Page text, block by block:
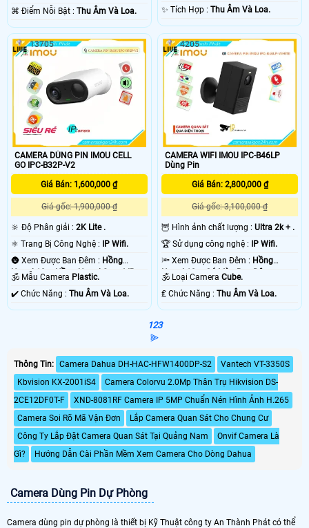
️⌘ Điểm Nỗi Bật : Thu Âm Và Loa.
️✨ Tích Hợp :Thu Âm Và Loa.
CAMERA DÙNG PIN IMOU CELL
GO IPC-B32P-V2
Giá Bán: 1,600,000 ₫
Giá gốc: 1,900,000 ₫
🔆 Độ Phân giải : 2K Lite .
⚛️ Trang Bị Công Nghệ : IP Wifi.
🌚 Xem Được Ban Đêm : Hồng
Ngoại 10m Hồng Ngoại Smart IR.
🕉️ Mẫu Camera Plastic.
️✔️ Chức Năng : Thu Âm Và Loa.
13705
CAMERA WIFI IMOU IPC-B46LP
Dùng Pin
Giá Bán: 2,800,000 ₫
Giá gốc: 3,100,000 ₫
🦉 Hình ảnh chất lượng :Ultra 2k + .
🏆 Sử dụng công nghệ : IP Wifi.
🔦 Xem Được Ban Đêm : Hồng
Ngoại 10m Có Màu Ban Ðêm.
🕉️ Loại CameraCube.
️₤ Chức Năng :Thu Âm Và Loa.
4205
123
⫸
Thông Tin: Camera Dahua DH-HAC-HFW1400DP-S2
Vantech VT-3350S
Kbvision KX-2001iS4
Camera Colorvu 2.0Mp Thân Trụ Hikvision DS-
2CE12DF0T-F
XND-8081RF Camera IP 5MP Chuẩn Nén Hình Ảnh H.265
Camera Soi Rõ Mã Vận Đơn
Lắp Camera Quan Sát Cho Chung Cư
Công Ty Lắp Đặt Camera Quan Sát Tại Quảng Nam
Onvif Camera Là
Gì?
Hướng Dẫn Cài Phần Mềm Xem Camera Cho Dòng Dahua
Camera Dùng Pin Dự Phòng
Camera dùng pin dự phòng là thiết bị Kỹ Thuật công ty An Thành Phát có thể